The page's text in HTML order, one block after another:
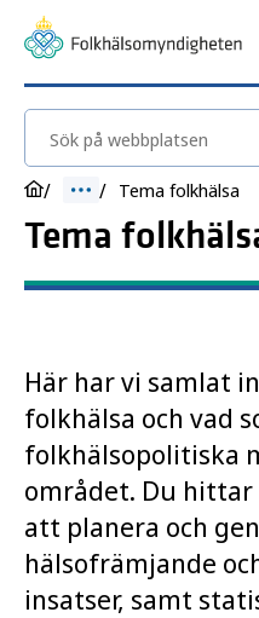
Sök på webbplatsen
Tema folkhälsa
Tema
Här har vi samlat
folkhälsa och vad
folkhälsopolitiska
området. Du
att planera och
hälsofrämjande
insatser, samt